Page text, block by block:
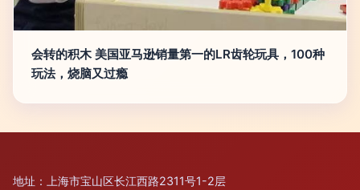
会转的积木 美国亚马逊销量第一的LR齿轮玩具，100种
玩法，烧脑又过瘾
地址：上海市宝山区长江西路2311号1-2层